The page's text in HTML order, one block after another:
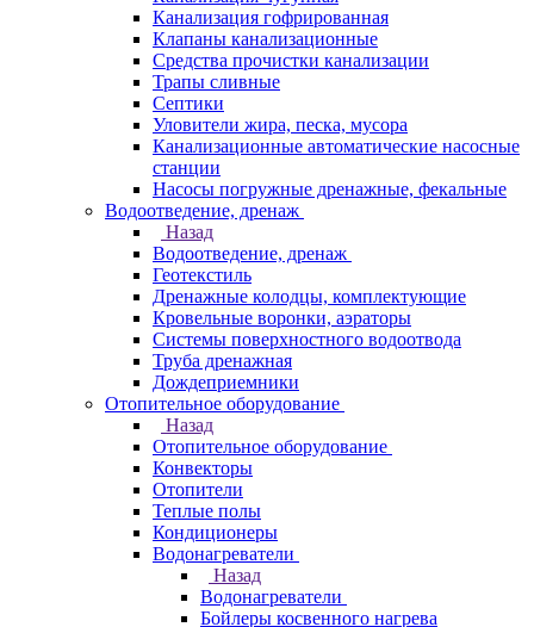
Канализация гофрированная
Клапаны канализационные
Средства прочистки канализации
Трапы сливные
Септики
Уловители жира, песка, мусора
Канализационные автоматические насосные
станции
Насосы погружные дренажные, фекальные
Водоотведение, дренаж
Назад
Водоотведение, дренаж
Геотекстиль
Дренажные колодцы, комплектующие
Кровельные воронки, аэраторы
Системы поверхностного водоотвода
Труба дренажная
Дождеприемники
Отопительное оборудование
Назад
Отопительное оборудование
Конвекторы
Отопители
Теплые полы
Кондиционеры
Водонагреватели
Назад
Водонагреватели
Бойлеры косвенного нагрева